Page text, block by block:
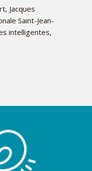
Jacques
Saint-Jean-
intelligentes,